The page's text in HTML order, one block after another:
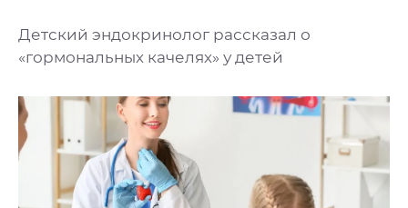
Детский эндокринолог рассказал о
«гормональных качелях» у детей